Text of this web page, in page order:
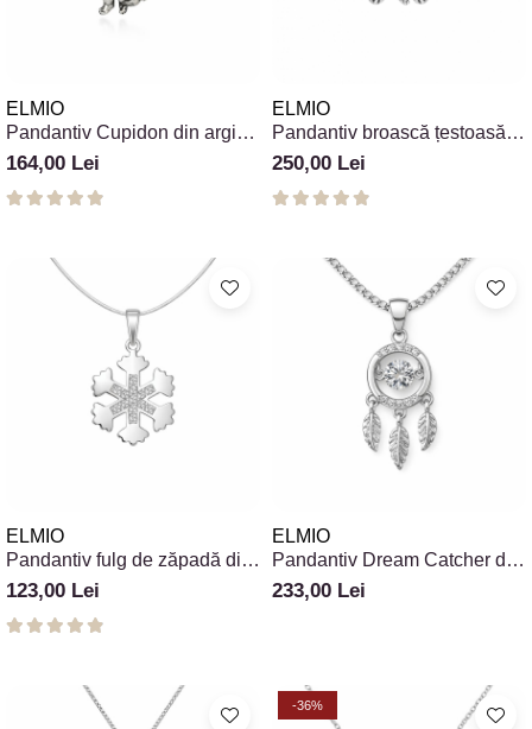
ELMIO
Pandantiv Cupidon din argint
925 cu săgeată
164,00 Lei
ELMIO
Pandantiv broască țestoasă
din argint 925
250,00 Lei
ELMIO
Pandantiv fulg de zăpadă din
argint 925 cu pietre
123,00 Lei
ELMIO
Pandantiv Dream Catcher din
argint 925 cu zirconiu
233,00 Lei
-36%